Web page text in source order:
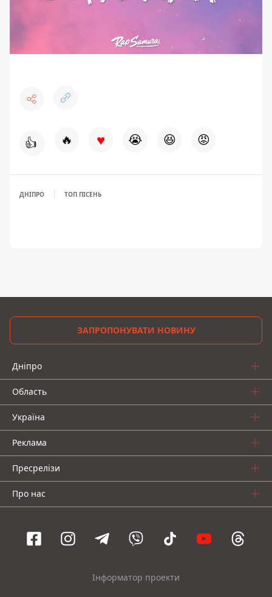
👍 🔥 ♥ 😭 😆 😡
ДНІПРО ТОП ПІСЕНЬ
ЗАПРОПОНУВАТИ НОВИНУ
Дніпро
Область
Україна
Реклама
Пресрелізи
Про нас
Інформатор проекти